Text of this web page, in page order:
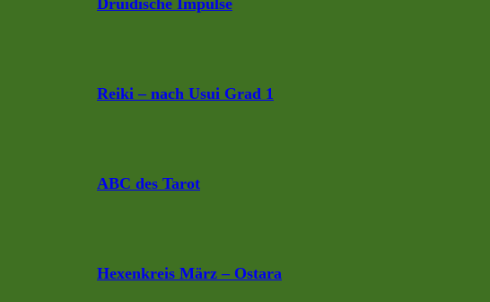
Reiki – nach Usui Grad 1
ABC des Tarot
Hexenkreis März – Ostara